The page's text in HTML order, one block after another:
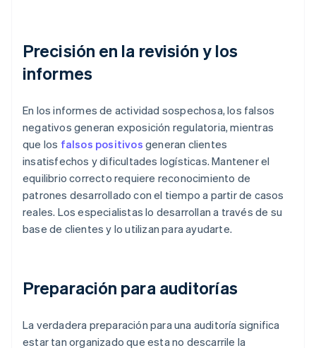
Precisión en la revisión y los
informes
En los informes de actividad sospechosa, los falsos
negativos generan exposición regulatoria, mientras
que los falsos positivos generan clientes
insatisfechos y dificultades logísticas. Mantener el
equilibrio correcto requiere reconocimiento de
patrones desarrollado con el tiempo a partir de casos
reales. Los especialistas lo desarrollan a través de su
base de clientes y lo utilizan para ayudarte.
Preparación para auditorías
La verdadera preparación para una auditoría significa
estar tan organizado que esta no descarrile la